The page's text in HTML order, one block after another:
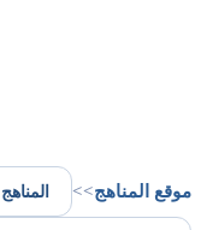
موقع المناهج>>